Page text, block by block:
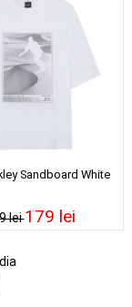
Sandboard White
lei179 lei